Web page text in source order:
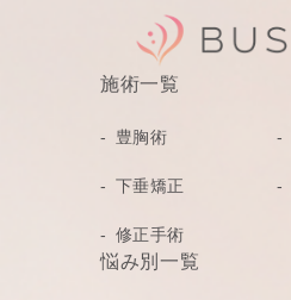
施術一覧
豊胸術
下垂矯正
修正手術
悩み別一覧